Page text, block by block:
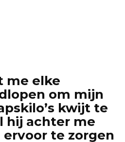
me elke
om mijn
kwijt te
hij achter me
ervoor te zorgen